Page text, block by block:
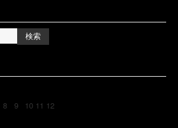
8 9 10 11 12